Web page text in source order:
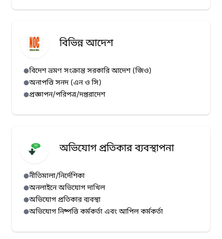
বিভিন্ন আদেশ
বিদেশ ভ্রমণ সংক্রান্ত সরকারি আদেশ (জিও)
অনাপত্তি সনদ (এন ও সি)
প্রজ্ঞাপন/পরিপত্র/দপ্তরাদেশ
অভিযোগ প্রতিকার ব্যবস্থাপনা
নীতিমালা/নির্দেশিকা
অনলাইনে অভিযোগ দাখিল
অভিযোগ প্রতিকার ব্যবস্থা
অভিযোগ নিষ্পত্তি কর্মকর্তা এবং আপিল কর্মকর্তা